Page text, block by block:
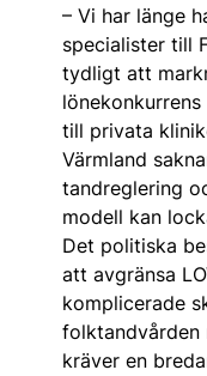
– Vi har länge
specialister till
tydligt att
till privata
Värmland
tandreglering
modell kan
Det politiska
att avgränsa
komplicerade
folktandvården
kräver en